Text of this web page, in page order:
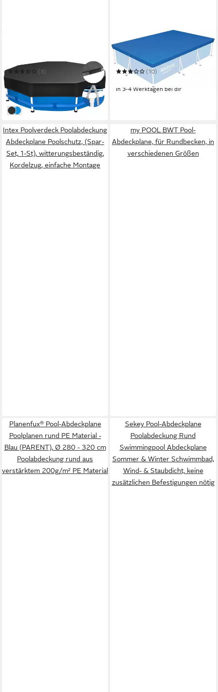
Reißfestes Abdeckplane für
Runde Stahlrahmenbecken
(3)
ab 29,99 € UVP69,99 €
-57%
in 3-4 Werktagen bei dir
Schwarz
Blau
BESTWAY
Pool-Abdeckplane Bestway
58106 Flowclear™ PE-
Abdeckplane - 304x205
(10)
in 3-4 Werktagen bei dir
Intex Poolverdeck Poolabdeckung
Abdeckplane Poolschutz, (Spar-
Set, 1-St), witterungsbeständig,
Kordelzug, einfache Montage
my POOL BWT Pool-
Abdeckplane, für Rundbecken, in
verschiedenen Größen
Planenfux® Pool-Abdeckplane
Poolplanen rund PE Material -
Blau (PARENT), Ø 280 - 320 cm
Poolabdeckung rund aus
verstärktem 200g/m² PE Material
Sekey Pool-Abdeckplane
Poolabdeckung Rund
Swimmingpool Abdeckplane
Sommer & Winter Schwimmbad,
Wind- & Staubdicht, keine
zusätzlichen Befestigungen nötig